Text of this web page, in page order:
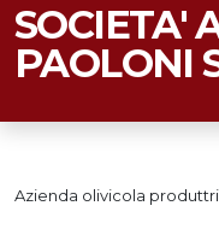
SOCIETA'
PAOLONI
Azienda olivicola